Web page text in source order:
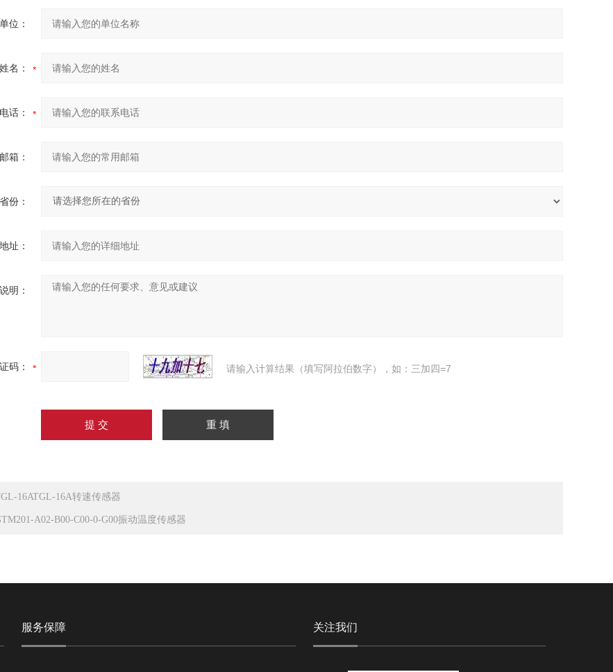
位：
名：
话：
箱：
省份：
址：
明：
码： 请输入计算结果（填写阿拉伯数字），如：三加四=7
16ATGL-16A转速传感器
A02-B00-C00-0-G00振动温度传感器
服务保障 关注我们